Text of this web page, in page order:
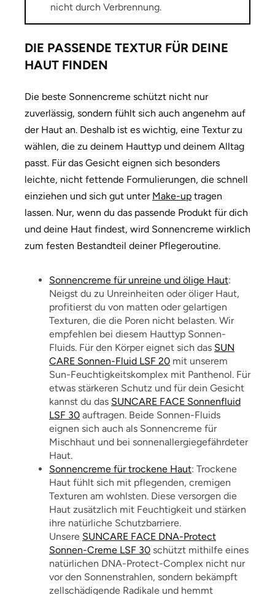
nicht durch Verbrennung.
DIE PASSENDE TEXTUR FÜR DEINE
HAUT FINDEN
Die beste Sonnencreme schützt nicht nur
zuverlässig, sondern fühlt sich auch angenehm auf
der Haut an. Deshalb ist es wichtig, eine Textur zu
wählen, die zu deinem Hauttyp und deinem Alltag
passt. Für das Gesicht eignen sich besonders
leichte, nicht fettende Formulierungen, die schnell
einziehen und sich gut unter Make-up tragen
lassen. Nur, wenn du das passende Produkt für dich
und deine Haut findest, wird Sonnencreme wirklich
zum festen Bestandteil deiner Pflegeroutine.
Sonnencreme für unreine und ölige Haut:
Neigst du zu Unreinheiten oder öliger Haut,
profitierst du von matten oder gelartigen
Texturen, die die Poren nicht belasten. Wir
empfehlen bei diesem Hauttyp Sonnen-
Fluids. Für den Körper eignet sich das SUN
CARE Sonnen-Fluid LSF 20 mit unserem
Sun-Feuchtigkeitskomplex mit Panthenol. Für
etwas stärkeren Schutz und für dein Gesicht
kannst du das SUNCARE FACE Sonnenfluid
LSF 30 auftragen. Beide Sonnen-Fluids
eignen sich auch als Sonnencreme für
Mischhaut und bei sonnenallergiegefährdeter
Haut.
Sonnencreme für trockene Haut: Trockene
Haut fühlt sich mit pflegenden, cremigen
Texturen am wohlsten. Diese versorgen die
Haut zusätzlich mit Feuchtigkeit und stärken
ihre natürliche Schutzbarriere.
Unsere SUNCARE FACE DNA-Protect
Sonnen-Creme LSF 30 schützt mithilfe eines
natürlichen DNA-Protect-Complex nicht nur
vor den Sonnenstrahlen, sondern bekämpft
zellschädigende Radikale und hemmt